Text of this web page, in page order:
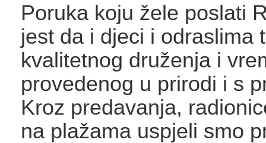
Poruka koju žele poslati
jest da i djeci i odraslima
kvalitetnog druženja i
provedenog u prirodi i s
Kroz predavanja,
na plažama uspjeli smo